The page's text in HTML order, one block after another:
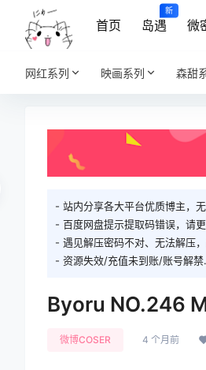
首页 岛遇
新
微
网红系列 映画系列 森甜
- 站内分享各大平台优质博主，
- 百度网盘提示提取码错误，请
- 遇见解压密码不对、无法解压
- 资源失效/充值未到账/账号解
Byoru NO.246
微博COSER 4 个月前